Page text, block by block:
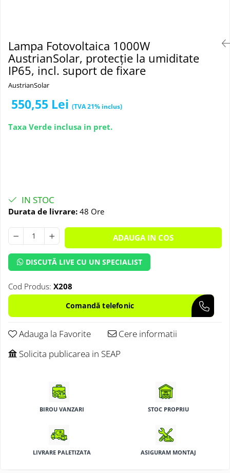
Lampa Fotovoltaica 1000W
AustrianSolar, protecție la umiditate
IP65, incl. suport de fixare
AustrianSolar
550,55 Lei
Taxa Verde inclusa in pret.
IN STOC
Durata de livrare: 48 Ore
ADAUGA IN COS
DISCUTĂ LIVE CU UN SPECIALIST
Cod Produs: X208
Adauga la Favorite
Cere informatii
Solicita publicarea in SEAP
BIROU VANZARI STOC PROPRIU
LIVRARE PALETIZATA ASIGURAM MONTAJ